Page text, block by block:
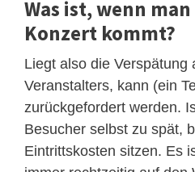
Was ist, wenn
Konzert kommt?
Liegt also die Verspätung
Veranstalters, kann (ein
zurückgefordert werden.
Besucher selbst zu spät,
Eintrittskosten sitzen. Es